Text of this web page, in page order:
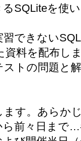
SQLiteを使
できない
資料を配布し
トの問題と
す。あらか
ら前々日まで